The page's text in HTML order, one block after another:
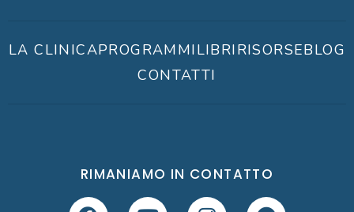
LA CLINICAPROGRAMMILIBRIRISORSEBLOG
CONTATTI
RIMANIAMO IN CONTATTO